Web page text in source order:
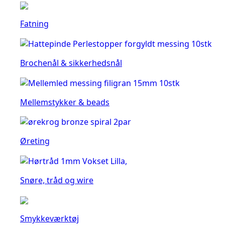
Fatning
Brochenål & sikkerhedsnål
Mellemstykker & beads
Øreting
Snøre, tråd og wire
Smykkeværktøj